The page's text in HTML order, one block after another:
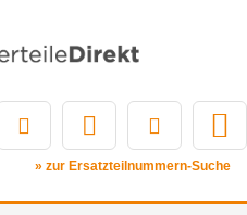
» zur Ersatzteilnummern-Suche